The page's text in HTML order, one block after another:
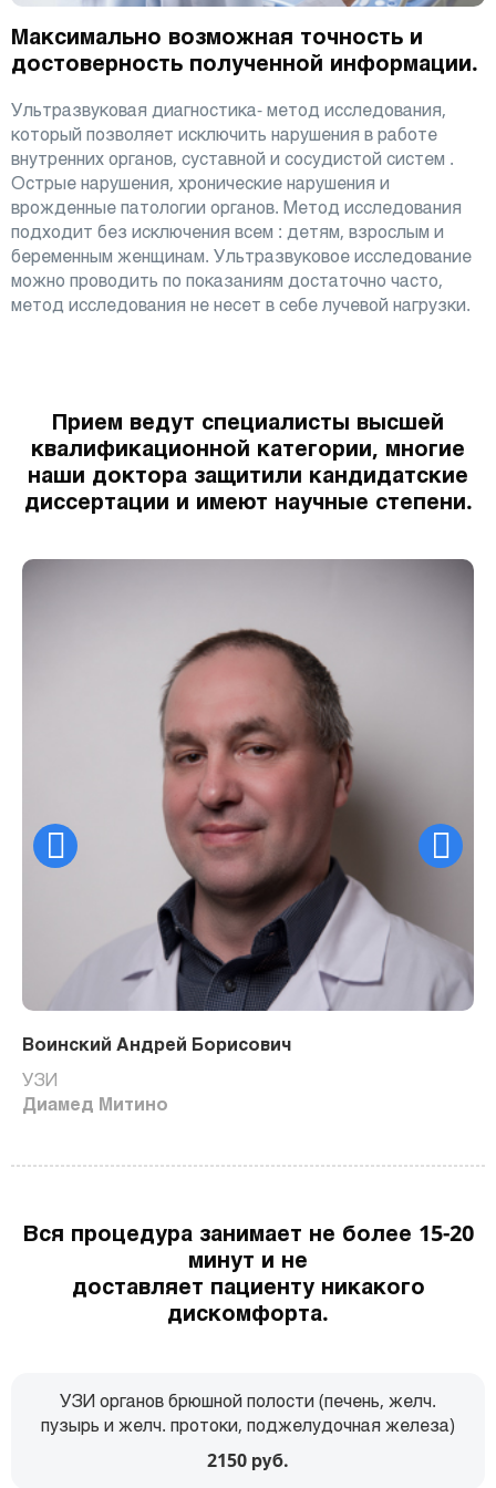
Максимально возможная точность и
достоверность полученной информации.
Ультразвуковая диагностика- метод исследования,
который позволяет исключить нарушения в работе
внутренних органов, суставной и сосудистой систем .
Острые нарушения, хронические нарушения и
врожденные патологии органов. Метод исследования
подходит без исключения всем : детям, взрослым и
беременным женщинам. Ультразвуковое исследование
можно проводить по показаниям достаточно часто,
метод исследования не несет в себе лучевой нагрузки.
Прием ведут специалисты высшей
квалификационной категории, многие
наши доктора защитили кандидатские
диссертации и имеют научные степени.
Воинский Андрей Борисович
УЗИ
Диамед Митино
Вся процедура занимает не более 15-20
минут и не
доставляет пациенту никакого
дискомфорта.
УЗИ органов брюшной полости (печень, желч.
пузырь и желч. протоки, поджелудочная железа)
2150 руб.